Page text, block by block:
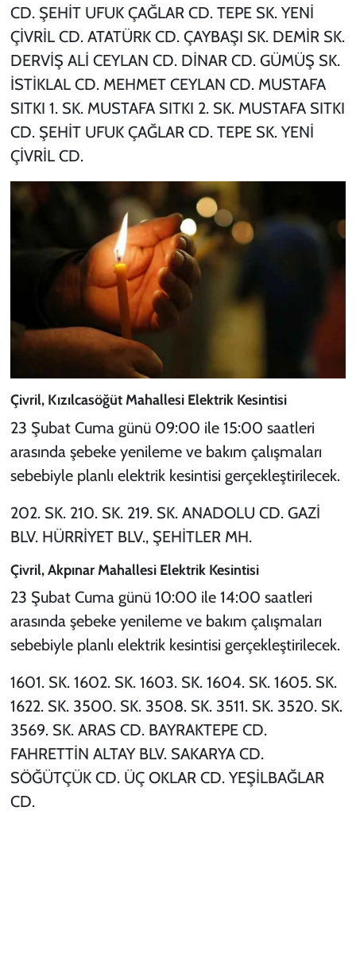
CD. ŞEHİT UFUK ÇAĞLAR CD. TEPE SK. YENİ
ÇİVRİL CD. ATATÜRK CD. ÇAYBAŞI SK. DEMİR SK.
DERVİŞ ALİ CEYLAN CD. DİNAR CD. GÜMÜŞ SK.
İSTİKLAL CD. MEHMET CEYLAN CD. MUSTAFA
SITKI 1. SK. MUSTAFA SITKI 2. SK. MUSTAFA SITKI
CD. ŞEHİT UFUK ÇAĞLAR CD. TEPE SK. YENİ
ÇİVRİL CD.
Çivril, Kızılcasöğüt Mahallesi Elektrik Kesintisi
23 Şubat Cuma günü 09:00 ile 15:00 saatleri
arasında şebeke yenileme ve bakım çalışmaları
sebebiyle planlı elektrik kesintisi gerçekleştirilecek.
202. SK. 210. SK. 219. SK. ANADOLU CD. GAZİ
BLV. HÜRRİYET BLV., ŞEHİTLER MH.
Çivril, Akpınar Mahallesi Elektrik Kesintisi
23 Şubat Cuma günü 10:00 ile 14:00 saatleri
arasında şebeke yenileme ve bakım çalışmaları
sebebiyle planlı elektrik kesintisi gerçekleştirilecek.
1601. SK. 1602. SK. 1603. SK. 1604. SK. 1605. SK.
1622. SK. 3500. SK. 3508. SK. 3511. SK. 3520. SK.
3569. SK. ARAS CD. BAYRAKTEPE CD.
FAHRETTİN ALTAY BLV. SAKARYA CD.
SÖĞÜTÇÜK CD. ÜÇ OKLAR CD. YEŞİLBAĞLAR
CD.